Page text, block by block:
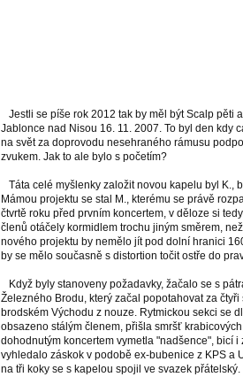
Jestli se píše rok 2012 tak by měl být Scalp pěti
Jablonce nad Nisou 16. 11. 2007. To byl den kdy
na svět za doprovodu nesehraného rámusu
zvukem. Jak to ale bylo s početím?
Táta celé myšlenky založit novou kapelu byl K.,
Mámou projektu se stal M., kterému se právě
čtvrtě roku před prvním koncertem, v děloze si
členů otáčely kormidlem trochu jiným směrem,
nového projektu by nemělo jít pod dolní hranici
by se mělo současně s distortion točit ostře do
Když byly stanoveny požadavky, žačalo se s
Železného Brodu, který začal popotahovat za
brodském Východu z nouze. Rytmickou sekci se
obsazeno stálým členem, přišla smršť
dohodnutým koncertem vymetla "nadšence", bicí
vyhledalo záskok v podobě ex-bubenice z KPS a
na tři koky se s kapelou spojil ve svazek přátelský.